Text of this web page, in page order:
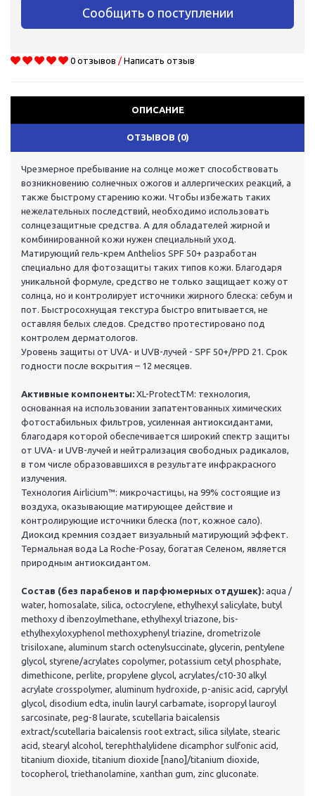
Сообщить о поступлении
0 отзывов / Написать отзыв
ОПИСАНИЕ
ОТЗЫВОВ (0)
Чрезмерное пребывание на солнце может способствовать
возникновению солнечных ожогов и аллергических реакций, а
также быстрому старению кожи. Чтобы избежать таких
нежелательных последствий, необходимо использовать
солнцезащитные средства. А для обладателей жирной и
комбинированной кожи нужен специальный уход.
Матирующий гель-крем Anthelios SPF 50+ разработан
специально для фотозащиты таких типов кожи. Благодаря
уникальной формуле, средство не только защищает кожу от
солнца, но и контролирует источники жирного блеска: себум и
пот. Быстросохнущая текстура быстро впитывается, не
оставляя белых следов. Средство протестировано под
контролем дерматологов.
Уровень защиты от UVA- и UVB-лучей - SPF 50+/PPD 21. Срок
годности после вскрытия – 12 месяцев.
Активные компоненты: XL-ProtectTM: технология,
основанная на использовании запатентованных химических
фотостабильных фильтров, усиленная антиоксидантами,
благодаря которой обеспечивается широкий спектр защиты
от UVA- и UVB-лучей и нейтрализация свободных радикалов,
в том числе образовавшихся в результате инфракрасного
излучения.
Технология Airlicium™: микрочастицы, на 99% состоящие из
воздуха, оказывающие матирующее действие и
контролирующие источники блеска (пот, кожное сало).
Диоксид кремния создает визуальный матирующий эффект.
Термальная вода La Roche-Posay, богатая Селеном, является
природным антиоксидантом.
Состав (без парабенов и парфюмерных отдушек): aqua /
water, homosalate, silica, octocrylene, ethylhexyl salicylate, butyl
methoxy d ibenzoylmethane, ethylhexyl triazone, bis-
ethylhexyloxyphenol methoxyphenyl triazine, drometrizole
trisiloxane, aluminum starch octenylsuccinate, glycerin, pentylene
glycol, styrene/acrylates copolymer, potassium cetyl phosphate,
dimethicone, perlite, propylene glycol, acrylates/c10-30 alkyl
acrylate crosspolymer, aluminum hydroxide, p-anisic acid, caprylyl
glycol, disodium edta, inulin lauryl carbamate, isopropyl lauroyl
sarcosinate, peg-8 laurate, scutellaria baicalensis
extract/scutellaria baicalensis root extract, silica silylate, stearic
acid, stearyl alcohol, terephthalylidene dicamphor sulfonic acid,
titanium dioxide, titanium dioxide [nano]/titanium dioxide,
tocopherol, triethanolamine, xanthan gum, zinc gluconate.